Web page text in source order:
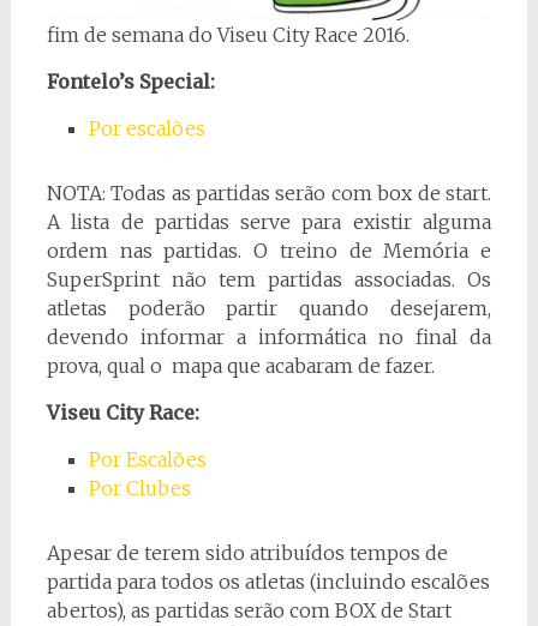
fim de semana do Viseu City Race 2016.
Fontelo’s Special:
Por escalões
NOTA: Todas as partidas serão com box de start.
A lista de partidas serve para existir alguma
ordem nas partidas. O treino de Memória e
SuperSprint não tem partidas associadas. Os
atletas poderão partir quando desejarem,
devendo informar a informática no final da
prova, qual o mapa que acabaram de fazer.
Viseu City Race:
Por Escalões
Por Clubes
Apesar de terem sido atribuídos tempos de
partida para todos os atletas (incluindo escalões
abertos), as partidas serão com BOX de Start